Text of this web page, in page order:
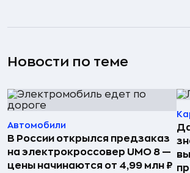
Новости по теме
Автомобили
В России открылся предзаказ
на электрокроссовер UMO 8 —
цены начинаются от 4,99 млн ₽